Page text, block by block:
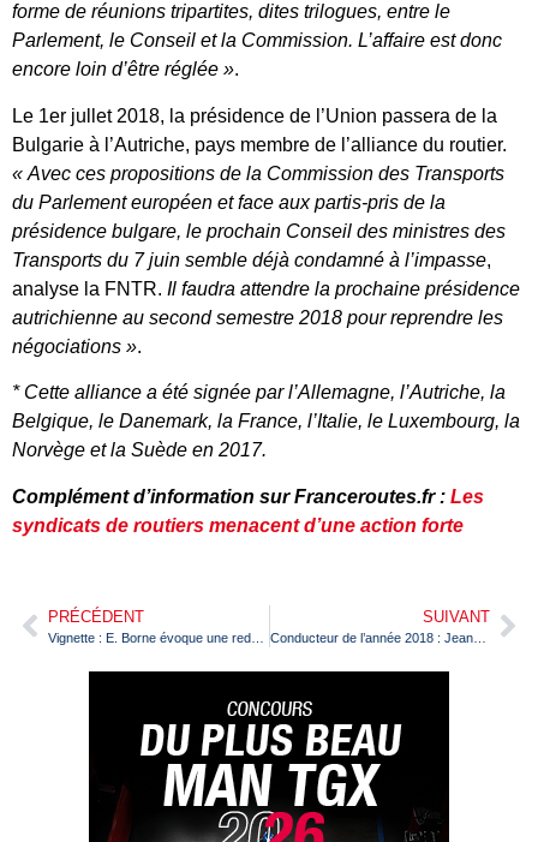
forme de réunions tripartites, dites trilogues, entre le
Parlement, le Conseil et la Commission. L’affaire est donc
encore loin d’être réglée ».
Le 1er jullet 2018, la présidence de l’Union passera de la
Bulgarie à l’Autriche, pays membre de l’alliance du routier.
« Avec ces propositions de la Commission des Transports
du Parlement européen et face aux partis-pris de la
présidence bulgare, le prochain Conseil des ministres des
Transports du 7 juin semble déjà condamné à l’impasse,
analyse la FNTR. Il faudra attendre la prochaine présidence
autrichienne au second semestre 2018 pour reprendre les
négociations ».
* Cette alliance a été signée par l’Allemagne, l’Autriche, la
Belgique, le Danemark, la France, l’Italie, le Luxembourg, la
Norvège et la Suède en 2017.
Complément d’information sur Franceroutes.fr : Les
syndicats de routiers menacent d’une action forte
PRÉCÉDENT SUIVANT
Conducteur de l’année 2018 : Jean-Yves, un parcours atypique